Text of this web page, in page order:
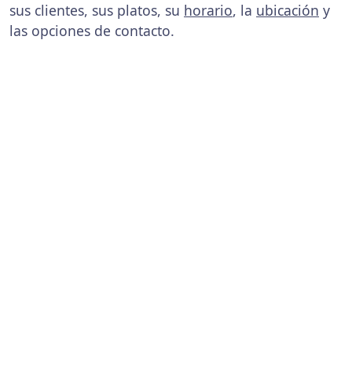
sus clientes, sus platos, su horario, la ubicación y
las opciones de contacto.